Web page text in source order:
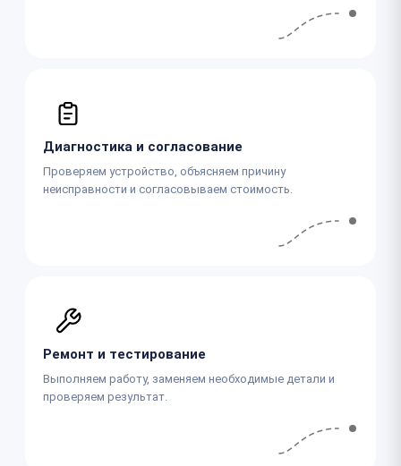
Диагностика и согласование
Проверяем устройство, объясняем причину
неисправности и согласовываем стоимость.
Ремонт и тестирование
Выполняем работу, заменяем необходимые детали и
проверяем результат.